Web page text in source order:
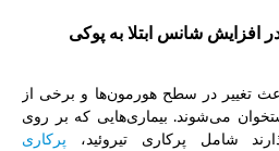
افزایش شانس ابتلا به پوکی
تغییر در سطح هورمون‌ها و برخی از
می‌شوند. بیماری‌هایی که بر روی
شامل پرکاری تیروئید، پرکاری